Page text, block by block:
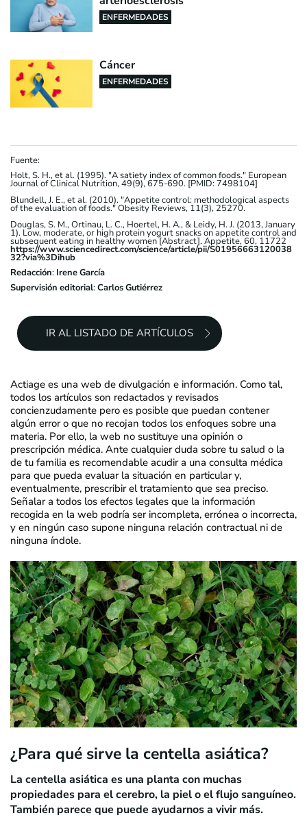
ENFERMEDADES
Cáncer
ENFERMEDADES
Fuente:
Holt, S. H., et al. (1995). "A satiety index of common foods." European
Journal of Clinical Nutrition, 49(9), 675-690. [PMID: 7498104]
Blundell, J. E., et al. (2010). "Appetite control: methodological aspects
of the evaluation of foods." Obesity Reviews, 11(3), 25270.
Douglas, S. M., Ortinau, L. C., Hoertel, H. A., & Leidy, H. J. (2013, January
1). Low, moderate, or high protein yogurt snacks on appetite control and
subsequent eating in healthy women [Abstract]. Appetite, 60, 11722
https://www.sciencedirect.com/science/article/pii/S01956663120038
32?via%3Dihub
Redacción: Irene García
Supervisión editorial:Carlos Gutiérrez
IR AL LISTADO DE ARTÍCULOS
Actiage es una web de divulgación e información. Como tal,
todos los artículos son redactados y revisados
concienzudamente pero es posible que puedan contener
algún error o que no recojan todos los enfoques sobre una
materia. Por ello, la web no sustituye una opinión o
prescripción médica. Ante cualquier duda sobre tu salud o la
de tu familia es recomendable acudir a una consulta médica
para que pueda evaluar la situación en particular y,
eventualmente, prescribir el tratamiento que sea preciso.
Señalar a todos los efectos legales que la información
recogida en la web podría ser incompleta, errónea o incorrecta,
y en ningún caso supone ninguna relación contractual ni de
ninguna índole.
¿Para qué sirve la centella asiática?
La centella asiática es una planta con muchas
propiedades para el cerebro, la piel o el flujo sanguíneo.
También parece que puede ayudarnos a vivir más.